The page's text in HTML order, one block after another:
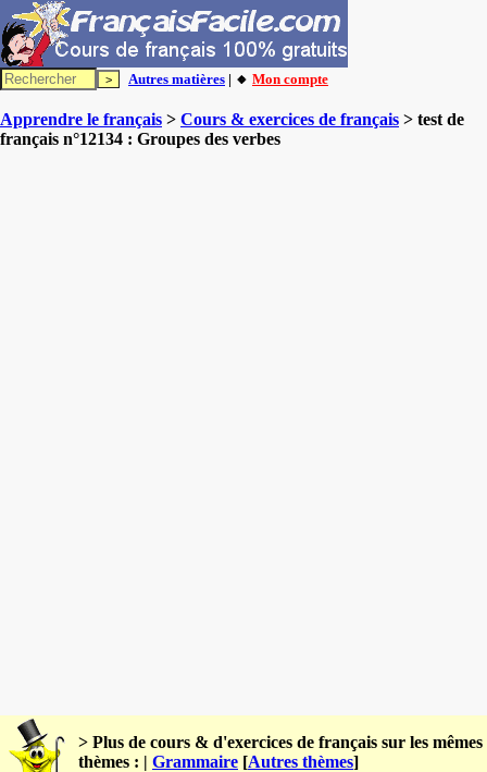
Autres matières | 🔸 Mon compte
Apprendre le français > Cours & exercices de français > test de
français n°12134 : Groupes des verbes
> Plus de cours & d'exercices de français sur les mêmes
thèmes : | Grammaire [Autres thèmes]